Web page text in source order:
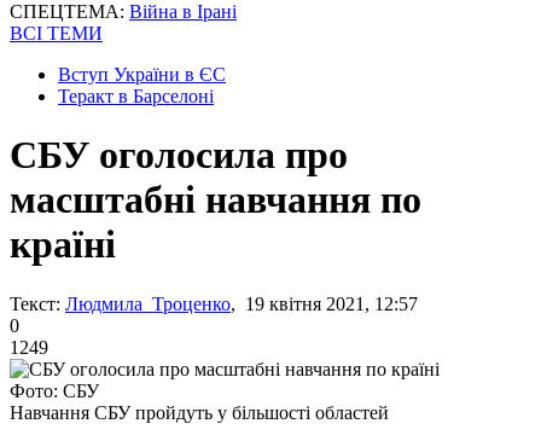
СПЕЦТЕМА: Війна в Ірані
ВСІ ТЕМИ
Вступ України в ЄС
Теракт в Барселоні
СБУ оголосила про
масштабні навчання по
країні
Текст: Людмила Троценко, 19 квітня 2021, 12:57
0
1249
Фото: СБУ
Навчання СБУ пройдуть у більшості областей